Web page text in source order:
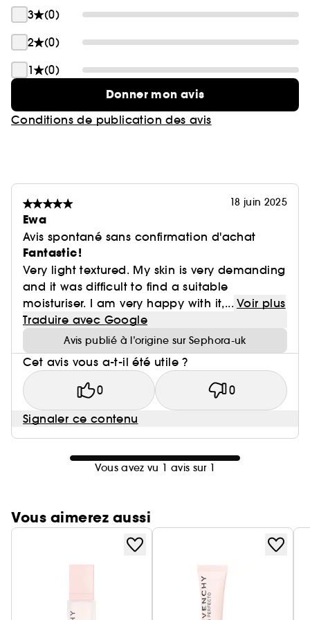
3
(0)
2
(0)
1
(0)
Donner mon avis
Conditions de publication des avis
18 juin 2025
Ewa
Avis spontané sans confirmation d'achat
Fantastic!
Very light textured. My skin is very demanding
and it was difficult to find a suitable
moisturiser. I am very happy with it,... Voir plus
Traduire avec Google
Avis publié à l’origine sur Sephora-uk
Cet avis vous a-t-il été utile ?
0 0
Signaler ce contenu
Vous avez vu 1 avis sur 1
Vous aimerez aussi